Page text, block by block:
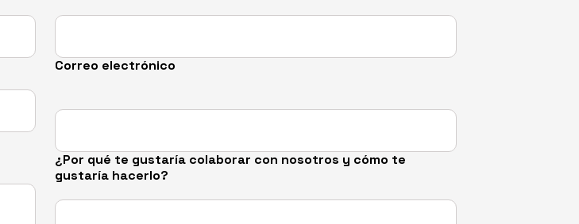
Correo electrónico
¿Por qué te gustaría colaborar con nosotros y cómo te
gustaría hacerlo?